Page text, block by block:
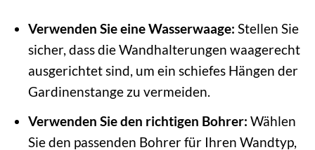
Verwenden Sie eine Wasserwaage: Stellen Sie
sicher, dass die Wandhalterungen waagerecht
ausgerichtet sind, um ein schiefes Hängen der
Gardinenstange zu vermeiden.
Verwenden Sie den richtigen Bohrer: Wählen
Sie den passenden Bohrer für Ihren Wandtyp,